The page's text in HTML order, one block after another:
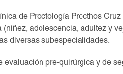
de Proctología Procthos
adolescencia, adultez y
diversas subespecialidades.
evaluación pre-quirúrgica y de